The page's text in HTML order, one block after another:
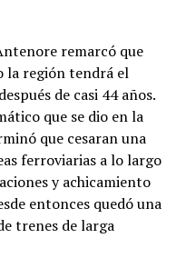
remarcó que
la región tendrá el
de casi 44 años.
que se dio en la
que cesaran una
ferroviarias a lo largo
y achicamiento
entonces quedó una
trenes de larga